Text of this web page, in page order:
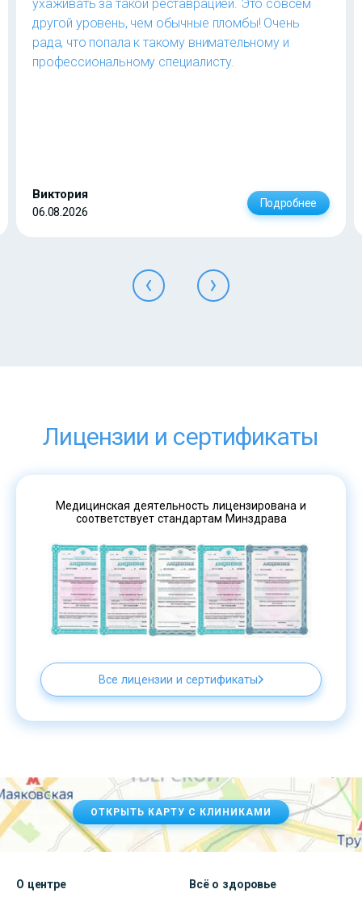
ухаживать за такой реставрацией. Это совсем
другой уровень, чем обычные пломбы! Очень
рада, что попала к такому внимательному и
профессиональному специалисту.
Виктория
06.08.2026
Подробнее
Лицензии и сертификаты
Медицинская деятельность лицензирована и
соответствует стандартам Минздрава
Все лицензии и сертификаты
ОТКРЫТЬ КАРТУ С КЛИНИКАМИ
О центре Всё о здоровье